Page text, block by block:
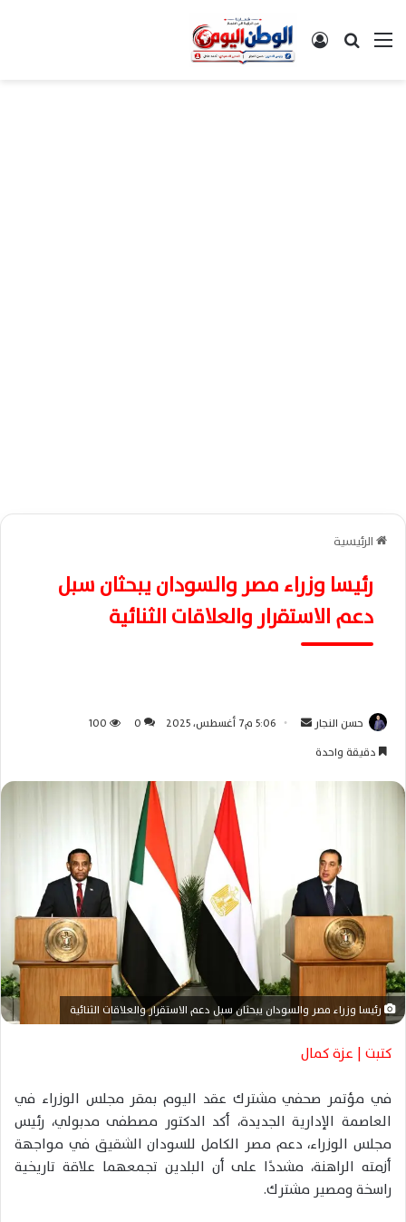
القائمةبحث عن تسجيل الدخول
الرئيسية
رئيسا وزراء مصر والسودان يبحثان سبل
دعم الاستقرار والعلاقات الثنائية
حسن النجار
إ
ك
ر
و
ا
5:06 م7 أغسطس، 2025 0
100
دقيقة واحدة
رئيسا وزراء مصر والسودان يبحثان سبل دعم الاستقرار والعلاقات الثنائية
كتبت | عزة كمال
في مؤتمر صحفي مشترك عقد اليوم بمقر مجلس الوزراء في
العاصمة الإدارية الجديدة، أكد الدكتور مصطفى مدبولي، رئيس
مجلس الوزراء، دعم مصر الكامل للسودان الشقيق في مواجهة
أزمته الراهنة، مشددًا على أن البلدين تجمعهما علاقة تاريخية
راسخة ومصير مشترك.